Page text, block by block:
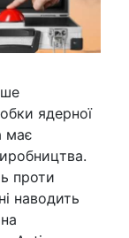
ядерної
має
проти
наводить